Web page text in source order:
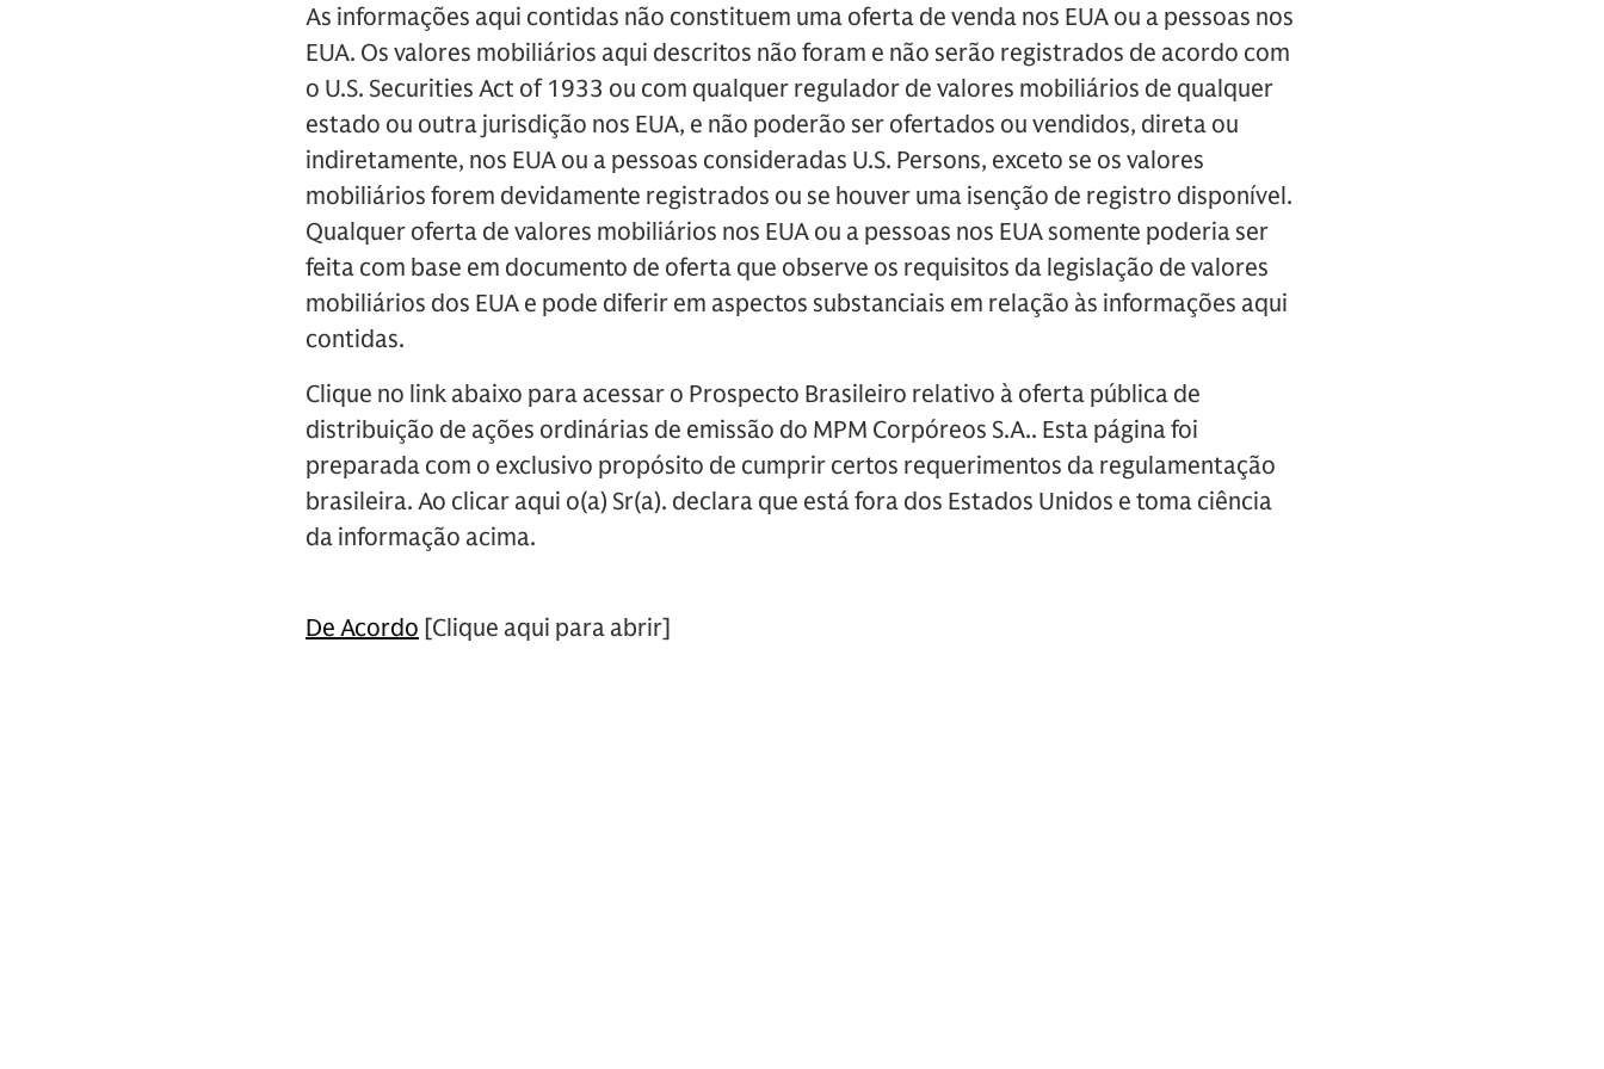
As informações aqui contidas não constituem uma oferta de venda nos EUA ou a pessoas nos
EUA. Os valores mobiliários aqui descritos não foram e não serão registrados de acordo com
o U.S. Securities Act of 1933 ou com qualquer regulador de valores mobiliários de qualquer
estado ou outra jurisdição nos EUA, e não poderão ser ofertados ou vendidos, direta ou
indiretamente, nos EUA ou a pessoas consideradas U.S. Persons, exceto se os valores
mobiliários forem devidamente registrados ou se houver uma isenção de registro disponível.
Qualquer oferta de valores mobiliários nos EUA ou a pessoas nos EUA somente poderia ser
feita com base em documento de oferta que observe os requisitos da legislação de valores
mobiliários dos EUA e pode diferir em aspectos substanciais em relação às informações aqui
contidas.
Clique no link abaixo para acessar o Prospecto Brasileiro relativo à oferta pública de
distribuição de ações ordinárias de emissão do MPM Corpóreos S.A.. Esta página foi
preparada com o exclusivo propósito de cumprir certos requerimentos da regulamentação
brasileira. Ao clicar aqui o(a) Sr(a). declara que está fora dos Estados Unidos e toma ciência
da informação acima.
De Acordo [Clique aqui para abrir]